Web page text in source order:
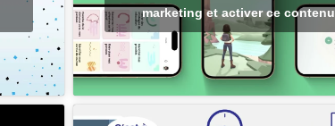
marketing et activer ce contenu